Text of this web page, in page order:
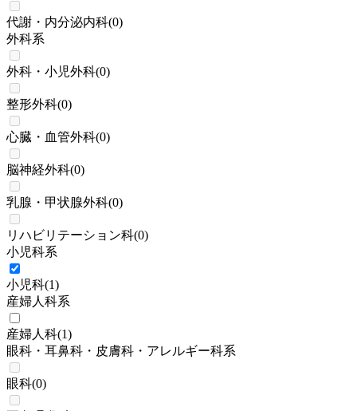
代謝・内分泌内科(0)
外科系
外科・小児外科(0)
整形外科(0)
心臓・血管外科(0)
脳神経外科(0)
乳腺・甲状腺外科(0)
リハビリテーション科(0)
小児科系
小児科(1)
産婦人科系
産婦人科(1)
眼科・耳鼻科・皮膚科・アレルギー科系
眼科(0)